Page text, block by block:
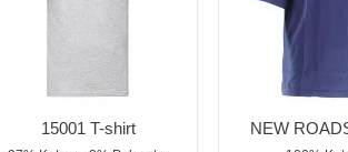
15001 T-shirt NEW